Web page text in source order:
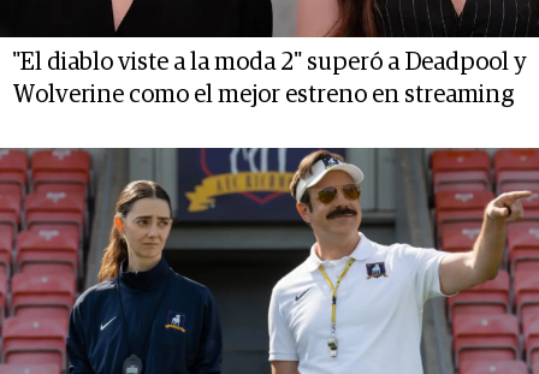
"El diablo viste a la moda 2" superó a Deadpool y
Wolverine como el mejor estreno en streaming